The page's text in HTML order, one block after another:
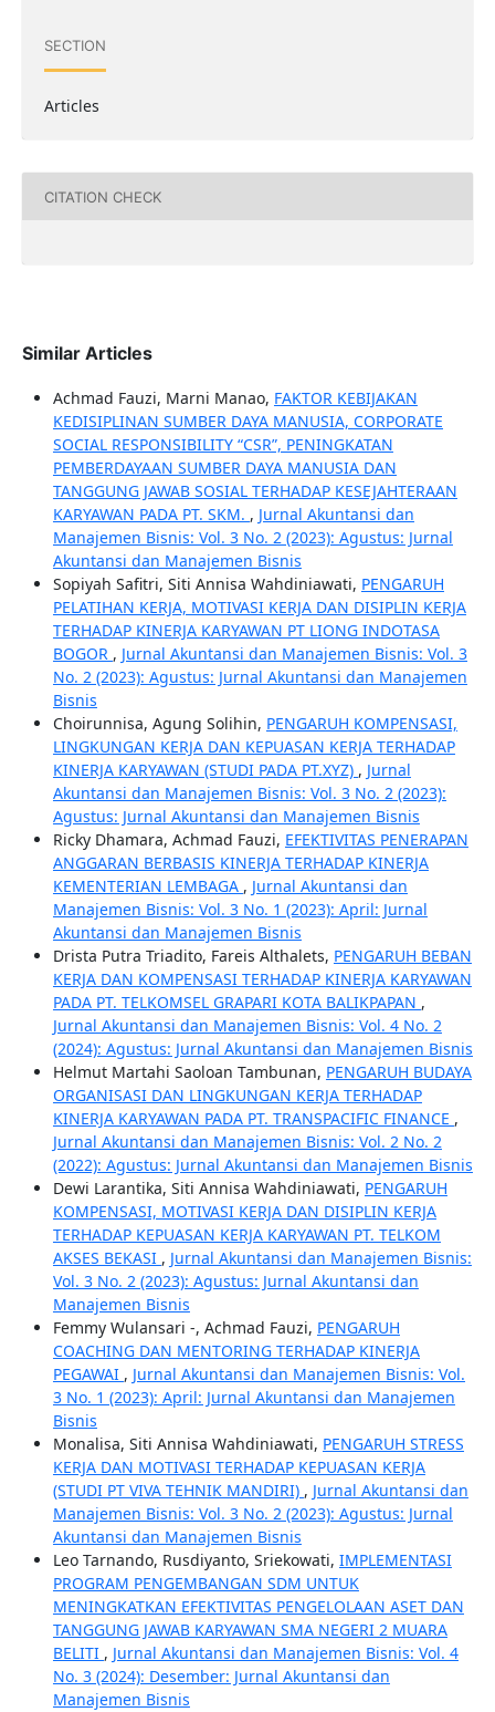
SECTION
Articles
CITATION CHECK
Similar Articles
Achmad Fauzi, Marni Manao, FAKTOR KEBIJAKAN
KEDISIPLINAN SUMBER DAYA MANUSIA, CORPORATE
SOCIAL RESPONSIBILITY “CSR”, PENINGKATAN
PEMBERDAYAAN SUMBER DAYA MANUSIA DAN
TANGGUNG JAWAB SOSIAL TERHADAP KESEJAHTERAAN
KARYAWAN PADA PT. SKM. , Jurnal Akuntansi dan
Manajemen Bisnis: Vol. 3 No. 2 (2023): Agustus: Jurnal
Akuntansi dan Manajemen Bisnis
Sopiyah Safitri, Siti Annisa Wahdiniawati, PENGARUH
PELATIHAN KERJA, MOTIVASI KERJA DAN DISIPLIN KERJA
TERHADAP KINERJA KARYAWAN PT LIONG INDOTASA
BOGOR , Jurnal Akuntansi dan Manajemen Bisnis: Vol. 3
No. 2 (2023): Agustus: Jurnal Akuntansi dan Manajemen
Bisnis
Choirunnisa, Agung Solihin, PENGARUH KOMPENSASI,
LINGKUNGAN KERJA DAN KEPUASAN KERJA TERHADAP
KINERJA KARYAWAN (STUDI PADA PT.XYZ) , Jurnal
Akuntansi dan Manajemen Bisnis: Vol. 3 No. 2 (2023):
Agustus: Jurnal Akuntansi dan Manajemen Bisnis
Ricky Dhamara, Achmad Fauzi, EFEKTIVITAS PENERAPAN
ANGGARAN BERBASIS KINERJA TERHADAP KINERJA
KEMENTERIAN LEMBAGA , Jurnal Akuntansi dan
Manajemen Bisnis: Vol. 3 No. 1 (2023): April: Jurnal
Akuntansi dan Manajemen Bisnis
Drista Putra Triadito, Fareis Althalets, PENGARUH BEBAN
KERJA DAN KOMPENSASI TERHADAP KINERJA KARYAWAN
PADA PT. TELKOMSEL GRAPARI KOTA BALIKPAPAN ,
Jurnal Akuntansi dan Manajemen Bisnis: Vol. 4 No. 2
(2024): Agustus: Jurnal Akuntansi dan Manajemen Bisnis
Helmut Martahi Saoloan Tambunan, PENGARUH BUDAYA
ORGANISASI DAN LINGKUNGAN KERJA TERHADAP
KINERJA KARYAWAN PADA PT. TRANSPACIFIC FINANCE ,
Jurnal Akuntansi dan Manajemen Bisnis: Vol. 2 No. 2
(2022): Agustus: Jurnal Akuntansi dan Manajemen Bisnis
Dewi Larantika, Siti Annisa Wahdiniawati, PENGARUH
KOMPENSASI, MOTIVASI KERJA DAN DISIPLIN KERJA
TERHADAP KEPUASAN KERJA KARYAWAN PT. TELKOM
AKSES BEKASI , Jurnal Akuntansi dan Manajemen Bisnis:
Vol. 3 No. 2 (2023): Agustus: Jurnal Akuntansi dan
Manajemen Bisnis
Femmy Wulansari -, Achmad Fauzi, PENGARUH
COACHING DAN MENTORING TERHADAP KINERJA
PEGAWAI , Jurnal Akuntansi dan Manajemen Bisnis: Vol.
3 No. 1 (2023): April: Jurnal Akuntansi dan Manajemen
Bisnis
Monalisa, Siti Annisa Wahdiniawati, PENGARUH STRESS
KERJA DAN MOTIVASI TERHADAP KEPUASAN KERJA
(STUDI PT VIVA TEHNIK MANDIRI) , Jurnal Akuntansi dan
Manajemen Bisnis: Vol. 3 No. 2 (2023): Agustus: Jurnal
Akuntansi dan Manajemen Bisnis
Leo Tarnando, Rusdiyanto, Sriekowati, IMPLEMENTASI
PROGRAM PENGEMBANGAN SDM UNTUK
MENINGKATKAN EFEKTIVITAS PENGELOLAAN ASET DAN
TANGGUNG JAWAB KARYAWAN SMA NEGERI 2 MUARA
BELITI , Jurnal Akuntansi dan Manajemen Bisnis: Vol. 4
No. 3 (2024): Desember: Jurnal Akuntansi dan
Manajemen Bisnis